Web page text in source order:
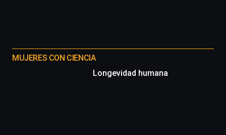
MUJERES CON CIENCIA
Longevidad humana